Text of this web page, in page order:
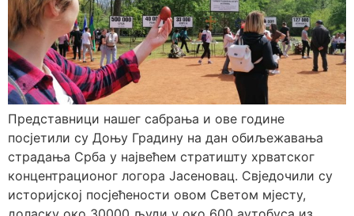
Представници нашег сабрања и ове године
посјетили су Доњу Градину на дан обиљежавања
страдања Срба у највећем стратишту хрватског
концентрационог логора Јасеновац. Свједочили су
историјској посјећености овом Светом мјесту,